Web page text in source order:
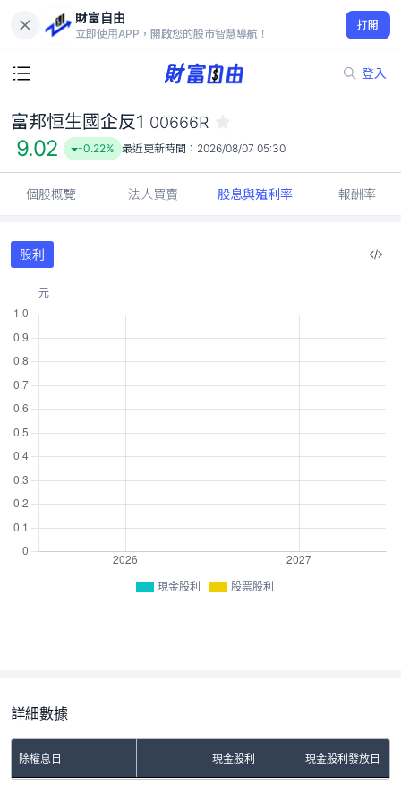
財富自由
立即使用APP，開啟您的股市智慧導航！
打開
登入
9.02
-0.22%
富邦恒生國企反1 00666R
9.02 -0.22% 最近更新時間： 2026/08/07 05:30
個股概覽 法人買賣 股息與殖利率 報酬率
股利
現金股利 股票股利
詳細數據
除權息日 現金股利 現金股利發放日